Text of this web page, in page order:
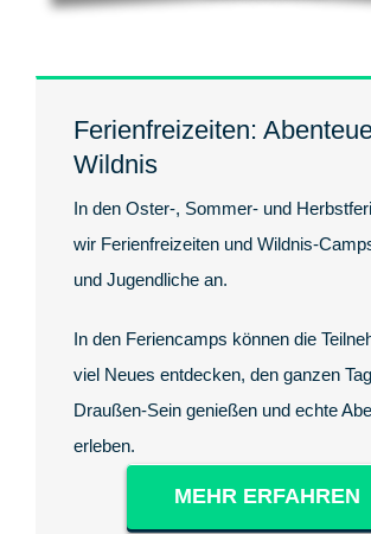
Ferienfreizeiten:
Wildnis
In den Oster-, Sommer- und
wir Ferienfreizeiten und Wildnis-
und Jugendliche an.
In den Feriencamps können die
viel Neues entdecken, den ganzen
Draußen-Sein genießen und echte
erleben.
MEHR ERFAHREN